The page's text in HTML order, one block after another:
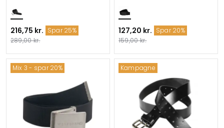
216,75 kr. Spar 25%
289,00 kr.
127,20 kr. Spar 20%
159,00 kr.
Mix 3 - spar 20% Kampagne